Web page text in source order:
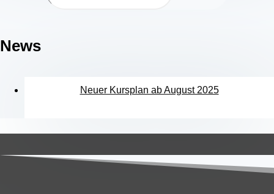
News
Neuer Kursplan ab August 2025